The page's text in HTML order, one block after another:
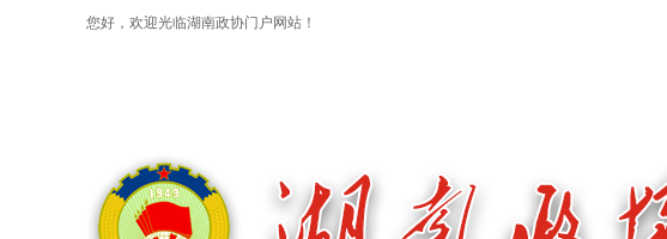
您好，欢迎光临湖南政协门户网站！